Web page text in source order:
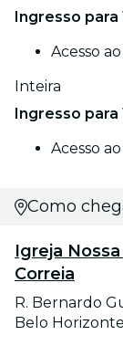
Ingresso para
Acesso
Inteira
Ingresso para
Acesso
Como
Igreja
Correia
R. Bernardo
Belo